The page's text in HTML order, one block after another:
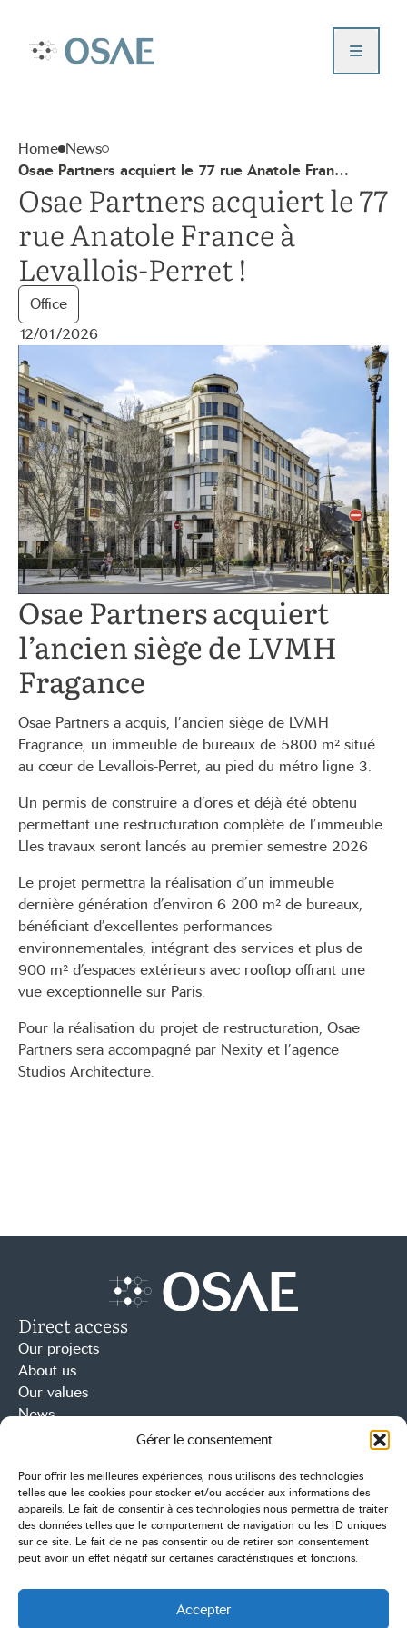
Gérer le consentement
Pour offrir les meilleures expériences, nous utilisons des technologies
telles que les cookies pour stocker et/ou accéder aux informations des
appareils. Le fait de consentir à ces technologies nous permettra de traiter
des données telles que le comportement de navigation ou les ID uniques
sur ce site. Le fait de ne pas consentir ou de retirer son consentement
peut avoir un effet négatif sur certaines caractéristiques et fonctions.
Accepter
contenu
News
Our values
Investor portal
Home News
Osae Partners acquiert le 77 rue Anatole Fran…
Osae Partners acquiert le 77
rue Anatole France à
Levallois-Perret !
Office
12/01/2026
Osae Partners acquiert
l’ancien siège de LVMH
Fragance
Osae Partners a acquis, l’ancien siège de LVMH
Fragrance, un immeuble de bureaux de 5800 m² situé
au cœur de Levallois-Perret, au pied du métro ligne 3.
Un permis de construire a d’ores et déjà été obtenu
permettant une restructuration complète de l’immeuble.
Lles travaux seront lancés au premier semestre 2026
Le projet permettra la réalisation d’un immeuble
dernière génération d’environ 6 200 m² de bureaux,
bénéficiant d’excellentes performances
environnementales, intégrant des services et plus de
900 m² d’espaces extérieurs avec rooftop offrant une
vue exceptionnelle sur Paris.
Pour la réalisation du projet de restructuration, Osae
Partners sera accompagné par Nexity et l’agence
Studios Architecture.
Accueil – Osae
Direct access
Our projects
About us
Our values
News
75008, Paris
+33 1 56 59 63 64
Contact
Linkedin
Youtube
Contact us